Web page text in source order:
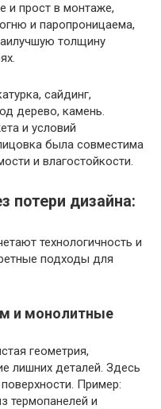
и прост в монтаже,
и паропроницаема,
толщину
сайдинг,
дерево, камень.
и условий
была совместима
и влагостойкости.
потери дизайна:
технологичность и
подходы для
и монолитные
геометрия,
лишних деталей. Здесь
Пример:
термопанелей и